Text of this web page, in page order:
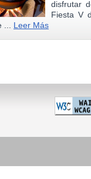
disfrutar
Fiesta V
... Leer Más